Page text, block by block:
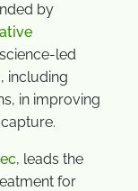
by
led
including
in improving
, leads the
for